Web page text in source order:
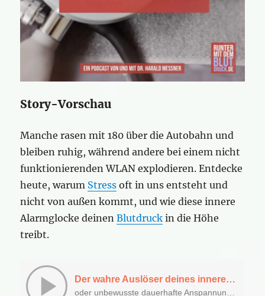
Story-Vorschau
Manche rasen mit 180 über die Autobahn und
bleiben ruhig, während andere bei einem nicht
funktionierenden WLAN explodieren. Entdecke
heute, warum Stress oft in uns entsteht und
nicht von außen kommt, und wie diese innere
Alarmglocke deinenBlutdruck in die Höhe
treibt.